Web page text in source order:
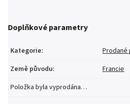
Doplňkové parametry
Kategorie:
Země původu:
Francie
Položka byla vyprodána…